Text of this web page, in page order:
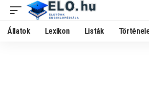
Állatok Lexikon Listák